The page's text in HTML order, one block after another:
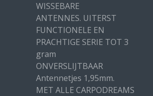
WISSEBARE
ANTENNES. UITERST
FUNCTIONELE EN
PRACHTIGE SERIE TOT 3
gram
ONVERSLIJTBAAR
Antennetjes 1,95mm.
MET ALLE CARPODREAMS